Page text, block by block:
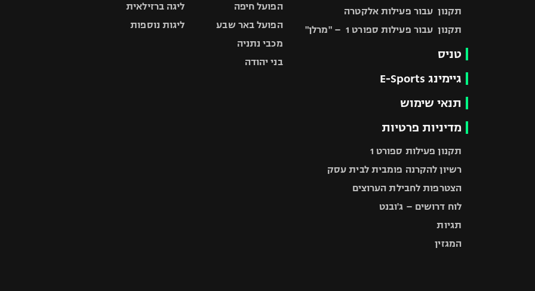
תקנון עבור פעילות אלקטרה
תקנון עבור פעילות ספורט 1 – "מרלן"
טניס
גיימינג E-Sports
תנאי שימוש
מדיניות פרטיות
תקנון פעילות ספורט 1
רשיון להקרנה פומבית לבית עסק
הצטרפות לחבילת הערוצים
לוח דרושים – ג'ובנט
תגיות
המגזין
הפועל חיפה
הפועל באר שבע
מכבי נתניה
בני יהודה
ליגה ברזילאית
ליגות נוספות